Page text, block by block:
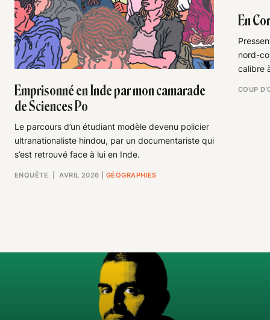
Emprisonné en Inde par mon camarade
de Sciences Po
Le parcours d’un étudiant modèle devenu policier
ultranationaliste hindou, par un documentariste qui
s’est retrouvé face à lui en Inde.
ENQUÊTE | AVRIL 2026 |GÉOGRAPHIES
En
nord-
calibre
COUP